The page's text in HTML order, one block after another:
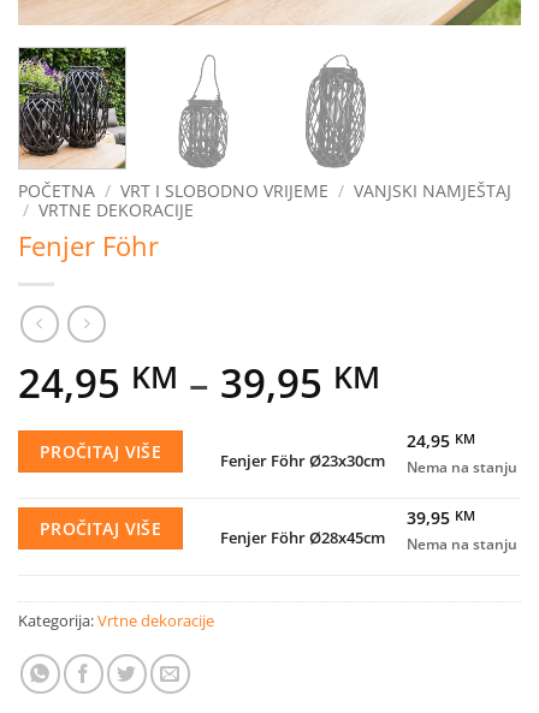
POČETNA / VRT I SLOBODNO VRIJEME / VANJSKI NAMJEŠTAJ
/ VRTNE DEKORACIJE
Fenjer Föhr
24,95 KM – 39,95 KM
range:
24,95
through
39,95
PROČITAJ VIŠE Fenjer Föhr Ø23x30cm
24,95 KM
Nema na stanju
PROČITAJ VIŠE Fenjer Föhr Ø28x45cm
39,95 KM
Nema na stanju
Kategorija:Vrtne dekoracije